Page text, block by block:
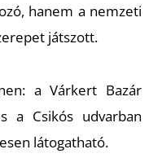
hanem a nemzeti
játszott.
a Várkert Bazár
a Csikós udvarban
látogatható.